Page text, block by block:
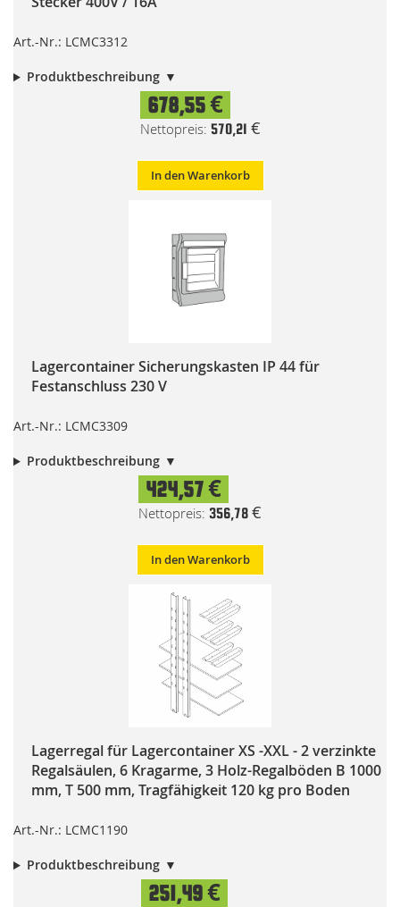
Art.-Nr.: LCMC3312
Produktbeschreibung
678,55 €
570,21 €
In den Warenkorb
Lagercontainer Sicherungskasten IP 44 für
Festanschluss 230 V
Art.-Nr.: LCMC3309
Produktbeschreibung
424,57 €
356,78 €
In den Warenkorb
Lagerregal für Lagercontainer XS -XXL - 2 verzinkte
Regalsäulen, 6 Kragarme, 3 Holz-Regalböden B 1000
mm, T 500 mm, Tragfähigkeit 120 kg pro Boden
Art.-Nr.: LCMC1190
Produktbeschreibung
251,49 €